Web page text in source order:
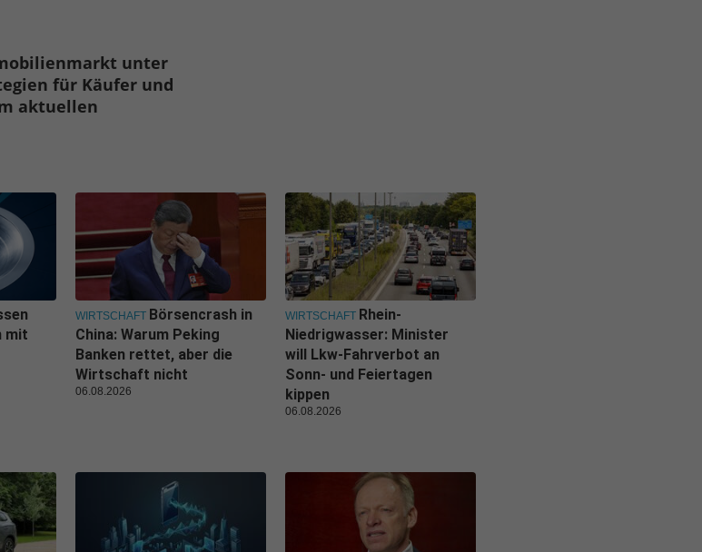
unter
für Käufer und
aktuellen
mit
WIRTSCHAFT Börsencrash in
China: Warum Peking
Banken rettet, aber die
Wirtschaft nicht
06.08.2026
WIRTSCHAFT Rhein-
Niedrigwasser: Minister
will Lkw-Fahrverbot an
Sonn- und Feiertagen
kippen
06.08.2026